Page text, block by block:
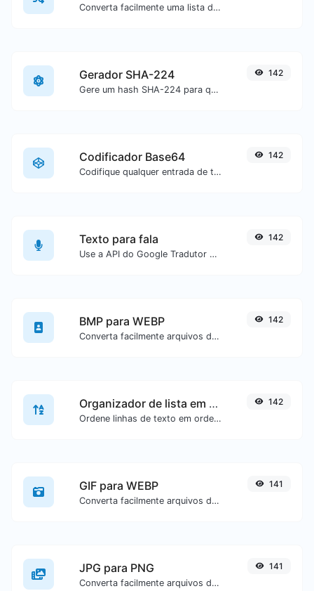
Converta facilmente uma lista de texto em uma lista aleatória.
Gerador SHA-224
Gere um hash SHA-224 para qualquer entrada de texto.
142
Codificador Base64
Codifique qualquer entrada de texto em Base64.
142
Texto para fala
Use a API do Google Tradutor para gerar áudio a partir de um texto.
142
BMP para WEBP
Converta facilmente arquivos de imagem BMP para WEBP.
142
Organizador de lista em ordem alfabética
Ordene linhas de texto em ordem alfabética (A-Z ou Z-A) com facilidade.
142
GIF para WEBP
Converta facilmente arquivos de imagem GIF para WEBP.
141
JPG para PNG
Converta facilmente arquivos de imagem JPG para PNG.
141